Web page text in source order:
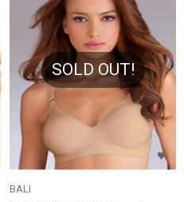
SOLD OUT!
BALI